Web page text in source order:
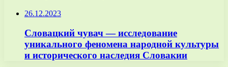
26.12.2023
Словацкий чувач — исследование
уникального феномена народной культуры
и исторического наследия Словакии